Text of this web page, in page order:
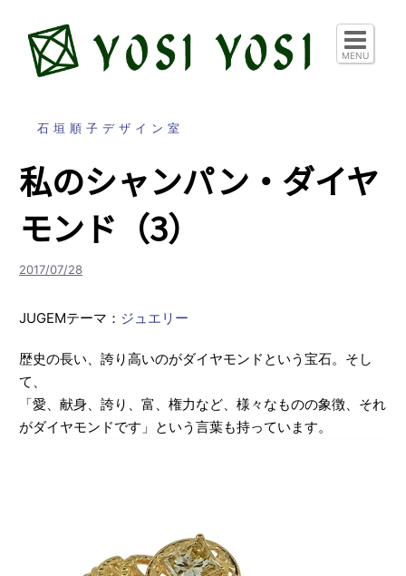
MENU
石垣順子デザイン室
私のシャンパン・ダイヤ
モンド（3）
2017/07/28
JUGEMテーマ： ジュエリー
歴史の長い、誇り高いのがダイヤモンドという宝石。そし
て、
「愛、献身、誇り、富、権力など、様々なものの象徴、それ
がダイヤモンドです」という言葉も持っています。